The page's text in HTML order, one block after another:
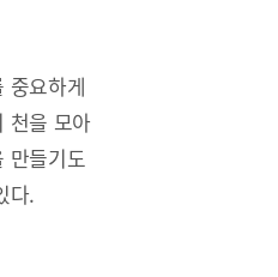
중요하게
천을 모아
만들기도
다.